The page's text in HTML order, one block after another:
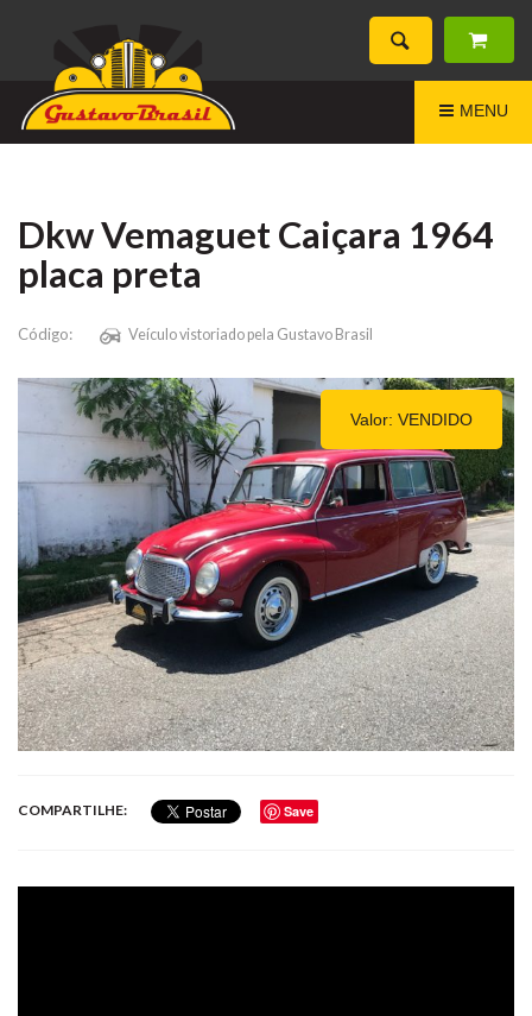
MENU
Dkw Vemaguet Caiçara 1964
placa preta
Código: Veículo vistoriado pela Gustavo Brasil
Valor: VENDIDO
COMPARTILHE: Save